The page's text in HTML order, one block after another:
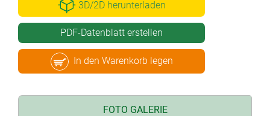
3D/2D herunterladen
PDF-Datenblatt erstellen
In den Warenkorb legen
FOTO GALERIE